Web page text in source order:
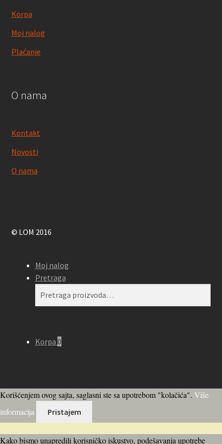
Korpa
Moj nalog
Plaćanje
O nama
Kontakt
Novosti
O nama
© LOM 2016
Moj nalog
Pretraga
Korpa 0
Korišćenjem ovog sajta, saglasni ste sa upotrebom "kolačića". Više
informacija
Pristajem
Kako bismo unapredili korisničko iskustvo, podešavanja upotrebe